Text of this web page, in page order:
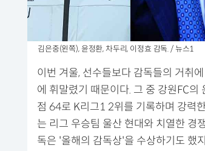
김은중(왼쪽), 윤정환, 차두리, 이정효 감독. / 뉴스1
이번 겨울, 선수들보다 감독들의 거취
에 휘말렸기 때문이다. 그 중 강원FC
점 64로 K리그1 2위를 기록하며 강력
는 리그 우승팀 울산 현대와 치열한 경
독은 '올해의 감독상'을 수상하기도 했